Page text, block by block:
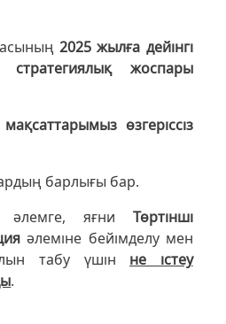
2025 жылға дейінгі
стратегиялық жоспары
өзгеріссіз
барлығы бар.
яғни Төртінші
әлеміне бейімделу мен
табу үшін не істеу
.